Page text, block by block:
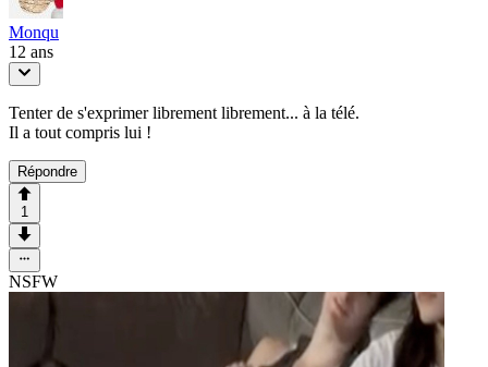
Monqu
12 ans
Tenter de s'exprimer librement librement... à la télé.
Il a tout compris lui !
Répondre
1
NSFW